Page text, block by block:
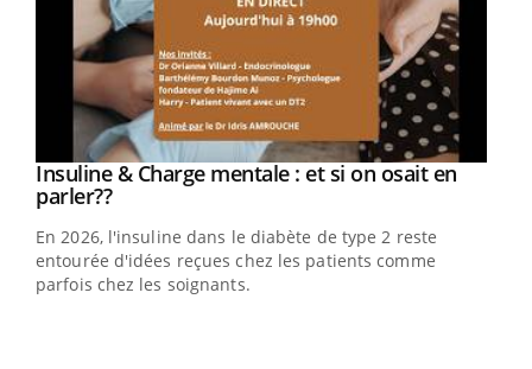
Youtube
Insuline & Charge mentale : et si on osait en
parler??Youtube
En 2026, l'insuline dans le diabète de type 2 reste
entourée d'idées reçues chez les patients comme
parfois chez les soignants.